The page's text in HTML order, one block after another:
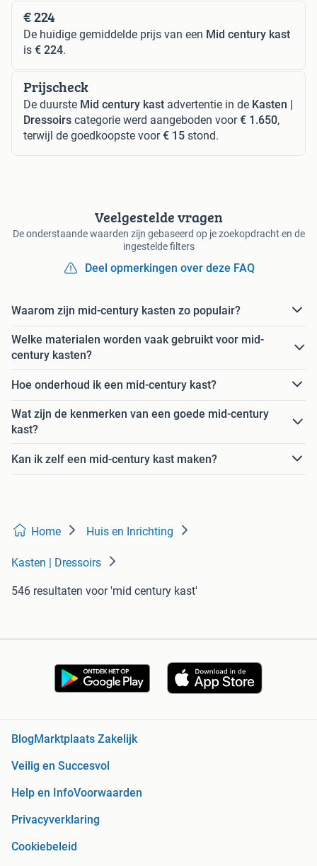
€ 224
De huidige gemiddelde prijs van een Mid century kast
is € 224.
Prijscheck
De duurste Mid century kast advertentie in de Kasten |
Dressoirs categorie werd aangeboden voor€ 1.650,
terwijl de goedkoopste voor€ 15 stond.
Veelgestelde vragen
De onderstaande waarden zijn gebaseerd op je zoekopdracht en de
ingestelde filters
Deel opmerkingen over deze FAQ
Waarom zijn mid-century kasten zo populair?
Welke materialen worden vaak gebruikt voor mid-
century kasten?
Hoe onderhoud ik een mid-century kast?
Wat zijn de kenmerken van een goede mid-century
kast?
Kan ik zelf een mid-century kast maken?
Home Huis en Inrichting
Kasten | Dressoirs
546 resultaten voor 'mid century kast'
BlogMarktplaats Zakelijk
Veilig en Succesvol
Help en InfoVoorwaarden
Privacyverklaring
Cookiebeleid